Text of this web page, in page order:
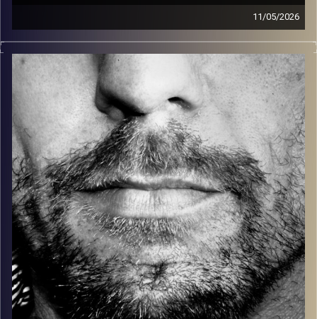
11/05/2026
זיפים, מוזיקה מחוספסת של הופעות חיות. הרבה ג'אם, רוק,
בלוז, bluegrass, ג'אז, Fאנק, פרוגרסיב ואפילו אלקטרוניקה.
כל מה שחי, אמיתי ונושם.
עם שמוליק רגב.
קרדיט תמונות: David Goehring